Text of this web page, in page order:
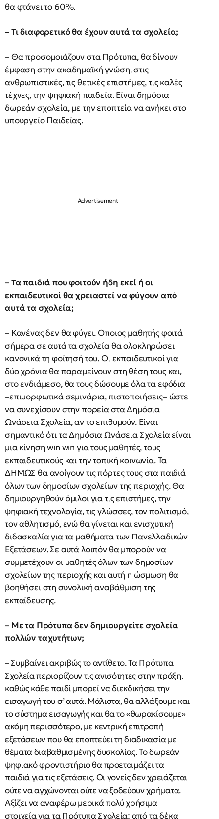
θα φτάνει το 60%.
– Τι διαφορετικό θα έχουν αυτά τα σχολεία;
– Θα προσομοιάζουν στα Πρότυπα, θα δίνουν
έμφαση στην ακαδημαϊκή γνώση, στις
ανθρωπιστικές, τις θετικές επιστήμες, τις καλές
τέχνες, την ψηφιακή παιδεία. Είναι δημόσια
δωρεάν σχολεία, με την εποπτεία να ανήκει στο
υπουργείο Παιδείας.
– Τα παιδιά που φοιτούν ήδη εκεί ή οι
εκπαιδευτικοί θα χρειαστεί να φύγουν από
αυτά τα σχολεία;
– Κανένας δεν θα φύγει. Οποιος μαθητής φοιτά
σήμερα σε αυτά τα σχολεία θα ολοκληρώσει
κανονικά τη φοίτησή του. Οι εκπαιδευτικοί για
δύο χρόνια θα παραμείνουν στη θέση τους και,
στο ενδιάμεσο, θα τους δώσουμε όλα τα εφόδια
–επιμορφωτικά σεμινάρια, πιστοποιήσεις– ώστε
να συνεχίσουν στην πορεία στα Δημόσια
Ωνάσεια Σχολεία, αν το επιθυμούν. Είναι
σημαντικό ότι τα Δημόσια Ωνάσεια Σχολεία είναι
μια κίνηση win win για τους μαθητές, τους
εκπαιδευτικούς και την τοπική κοινωνία. Τα
ΔΗΜΩΣ θα ανοίγουν τις πόρτες τους στα παιδιά
όλων των δημοσίων σχολείων της περιοχής. Θα
δημιουργηθούν όμιλοι για τις επιστήμες, την
ψηφιακή τεχνολογία, τις γλώσσες, τον πολιτισμό,
τον αθλητισμό, ενώ θα γίνεται και ενισχυτική
διδασκαλία για τα μαθήματα των Πανελλαδικών
Εξετάσεων. Σε αυτά λοιπόν θα μπορούν να
συμμετέχουν οι μαθητές όλων των δημοσίων
σχολείων της περιοχής και αυτή η ώσμωση θα
βοηθήσει στη συνολική αναβάθμιση της
εκπαίδευσης.
– Με τα Πρότυπα δεν δημιουργείτε σχολεία
πολλών ταχυτήτων;
– Συμβαίνει ακριβώς το αντίθετο. Τα Πρότυπα
Σχολεία περιορίζουν τις ανισότητες στην πράξη,
καθώς κάθε παιδί μπορεί να διεκδικήσει την
εισαγωγή του σ’ αυτά. Μάλιστα, θα αλλάξουμε και
το σύστημα εισαγωγής και θα το «θωρακίσουμε»
ακόμη περισσότερο, με κεντρική επιτροπή
εξετάσεων που θα εποπτεύει τη διαδικασία με
θέματα διαβαθμισμένης δυσκολίας. Το δωρεάν
ψηφιακό φροντιστήριο θα προετοιμάζει τα
παιδιά για τις εξετάσεις. Οι γονείς δεν χρειάζεται
ούτε να αγχώνονται ούτε να ξοδεύουν χρήματα.
Αξίζει να αναφέρω μερικά πολύ χρήσιμα
στοιχεία για τα Πρότυπα Σχολεία: από τα δέκα